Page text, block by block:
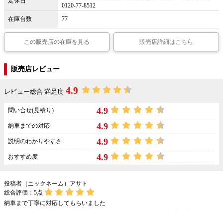
0120-77-8512
在庫台数
77
この販売店の在庫を見る 販売店詳細はこちら
販売店レビュー
レビュー総合 満足度 4.9
問い合せ(見積り) 4.9
納車までの対応 4.9
説明のわかりやすさ 4.9
おすすめ度 4.9
投稿者（ニックネーム）アサト
総合評価： 5点
納車まで丁寧に対応してもらいました